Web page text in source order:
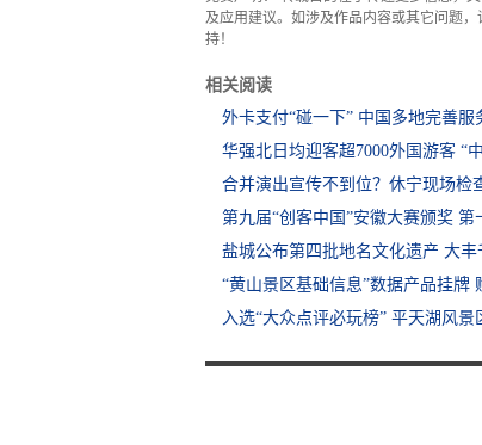
及应用建议。如涉及作品内容或其它问题
持！
相关阅读
外卡支付“碰一下” 中国多地完善服
华强北日均迎客超7000外国游客 “
合并演出宣传不到位？休宁现场检
第九届“创客中国”安徽大赛颁奖 第
盐城公布第四批地名文化遗产 大
“黄山景区基础信息”数据产品挂牌
入选“大众点评必玩榜” 平天湖风景